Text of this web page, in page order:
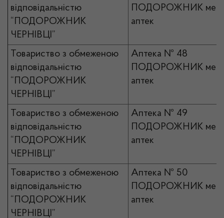
відповідальністю
“ПОДОРОЖНИК
ЧЕРНІВЦІ”
ПОДОРОЖНИК
аптек
Товариство з обмеженою
відповідальністю
“ПОДОРОЖНИК
ЧЕРНІВЦІ”
Аптека № 48
ПОДОРОЖНИК
аптек
Товариство з обмеженою
відповідальністю
“ПОДОРОЖНИК
ЧЕРНІВЦІ”
Аптека № 49
ПОДОРОЖНИК
аптек
Товариство з обмеженою
відповідальністю
“ПОДОРОЖНИК
ЧЕРНІВЦІ”
Аптека № 50
ПОДОРОЖНИК
аптек